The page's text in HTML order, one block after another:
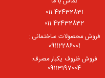
42432831 011
42432832 011
فروش محصولات ساختمانی :
09112286001
فروش ظروف یکبار مصرف:
09113197004